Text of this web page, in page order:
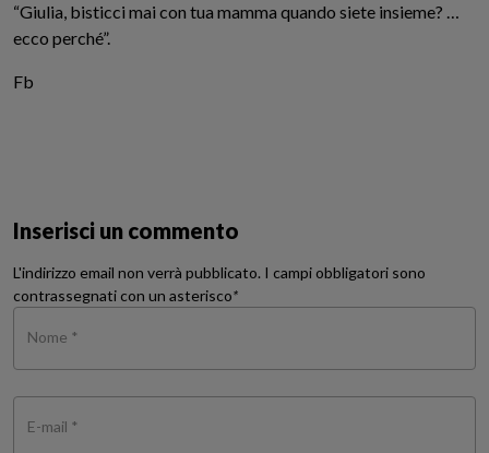
“Giulia, bisticci mai con tua mamma quando siete insieme? …
ecco perché”.
Fb
Inserisci un commento
L'indirizzo email non verrà pubblicato. I campi obbligatori sono
contrassegnati con un asterisco*
Nome *
E-mail *